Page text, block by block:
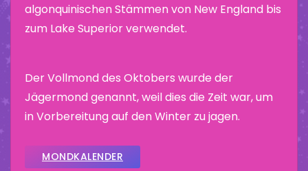
algonquinischen Stämmen von New England bis
zum Lake Superior verwendet.
Der Vollmond des Oktobers wurde der
Jägermond genannt, weil dies die Zeit war, um
in Vorbereitung auf den Winter zu jagen.
MONDKALENDER